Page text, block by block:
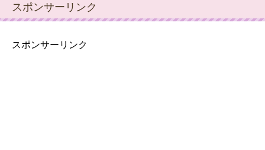
スポンサーリンク
スポンサーリンク